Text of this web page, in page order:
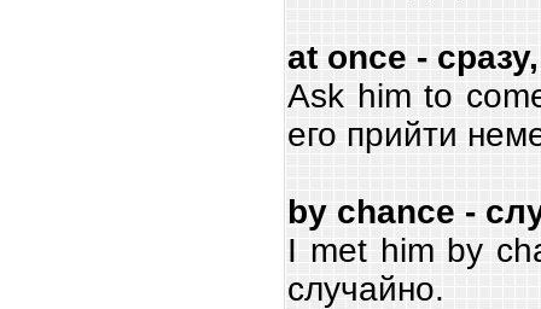
at once -
Ask him to
его прийти
by chance -
I met him by
случайно.